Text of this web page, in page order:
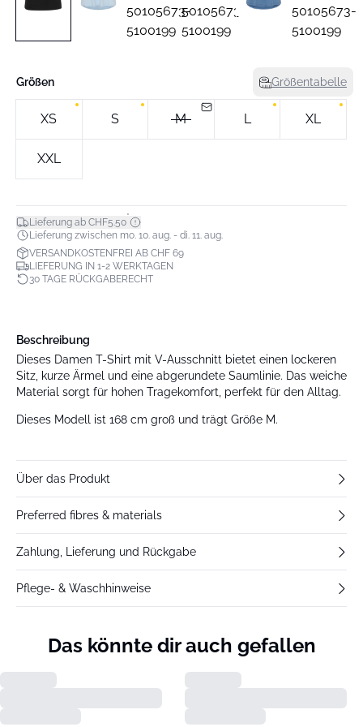
Größen Größentabelle
XS S M L XL
XXL
Lieferung ab CHF5.50*
Lieferung zwischen mo. 10. aug. - di. 11. aug.
VERSANDKOSTENFREI AB CHF 69
LIEFERUNG IN 1-2 WERKTAGEN
30 TAGE RÜCKGABERECHT
Beschreibung
Dieses Damen T-Shirt mit V-Ausschnitt bietet einen lockeren
Sitz, kurze Ärmel und eine abgerundete Saumlinie. Das weiche
Material sorgt für hohen Tragekomfort, perfekt für den Alltag.
Dieses Modell ist 168 cm groß und trägt Größe M.
Über das Produkt
Preferred fibres & materials
Zahlung, Lieferung und Rückgabe
Pflege- & Waschhinweise
Das könnte dir auch gefallen